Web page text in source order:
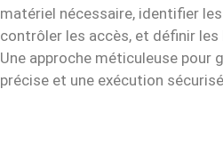
matériel nécessaire, identifier
contrôler les accès, et définir
Une approche méticuleuse pour
précise et une exécution